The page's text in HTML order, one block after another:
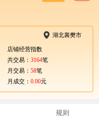
湖北襄樊市
店铺经营指数
共交易： 3164笔
月交易： 58笔
月成交： 0.00元
规则